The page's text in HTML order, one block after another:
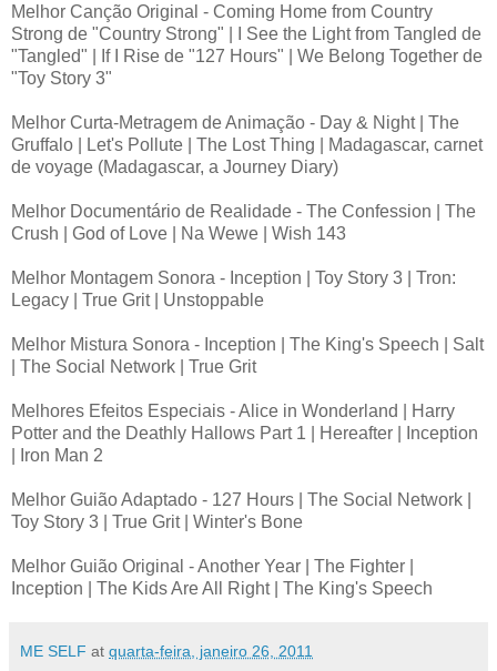
Melhor Canção Original - Coming Home from Country
Strong de "Country Strong" | I See the Light from Tangled de
"Tangled" | If I Rise de "127 Hours" | We Belong Together de
"Toy Story 3"
Melhor Curta-Metragem de Animação - Day & Night | The
Gruffalo | Let's Pollute | The Lost Thing | Madagascar, carnet
de voyage (Madagascar, a Journey Diary)
Melhor Documentário de Realidade - The Confession | The
Crush | God of Love | Na Wewe | Wish 143
Melhor Montagem Sonora - Inception | Toy Story 3 | Tron:
Legacy | True Grit | Unstoppable
Melhor Mistura Sonora - Inception | The King's Speech | Salt
| The Social Network | True Grit
Melhores Efeitos Especiais - Alice in Wonderland | Harry
Potter and the Deathly Hallows Part 1 | Hereafter | Inception
| Iron Man 2
Melhor Guião Adaptado - 127 Hours | The Social Network |
Toy Story 3 | True Grit | Winter's Bone
Melhor Guião Original - Another Year | The Fighter |
Inception | The Kids Are All Right | The King's Speech
ME SELF at quarta-feira, janeiro 26, 2011